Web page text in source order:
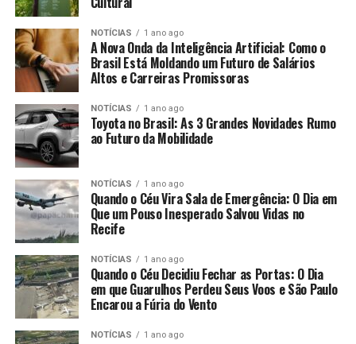
NOTÍCIAS 1 ano ago
A Nova Onda da Inteligência Artificial: Como o
Brasil Está Moldando um Futuro de Salários
Altos e Carreiras Promissoras
NOTÍCIAS 1 ano ago
Toyota no Brasil: As 3 Grandes Novidades Rumo
ao Futuro da Mobilidade
NOTÍCIAS 1 ano ago
Quando o Céu Vira Sala de Emergência: O Dia em
Que um Pouso Inesperado Salvou Vidas no
Recife
NOTÍCIAS 1 ano ago
Quando o Céu Decidiu Fechar as Portas: O Dia
em que Guarulhos Perdeu Seus Voos e São Paulo
Encarou a Fúria do Vento
NOTÍCIAS 1 ano ago